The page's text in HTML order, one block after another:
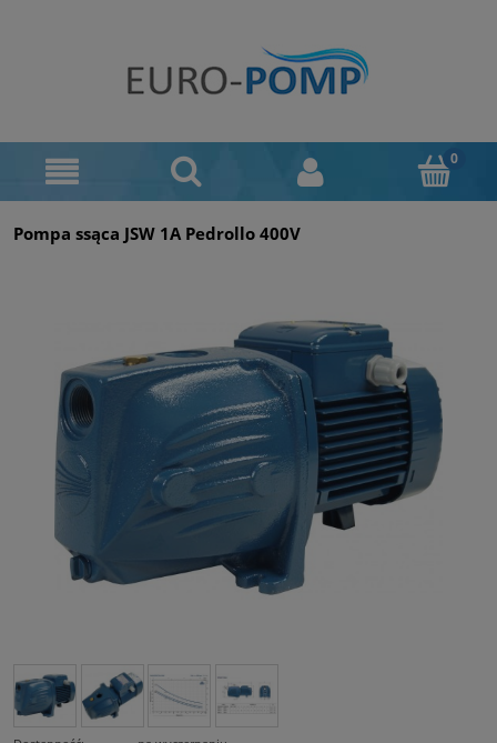
Pompa ssąca JSW 1A Pedrollo 400V